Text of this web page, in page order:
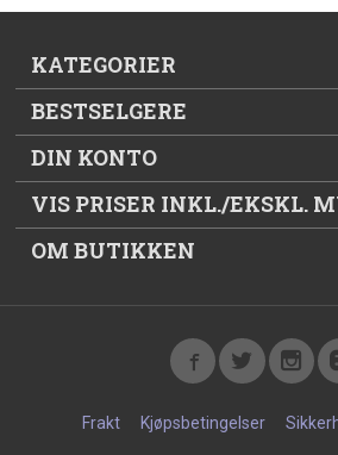
KATEGORIER
BESTSELGERE
DIN KONTO
VIS PRISER INKL./EKSKL.
OM BUTIKKEN
Frakt Kjøpsbetingelser